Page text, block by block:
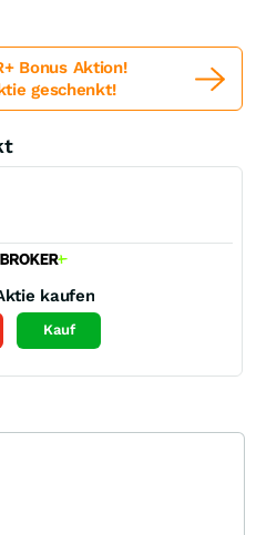
Bonus Aktion!
geschenkt!
kaufen
Kauf